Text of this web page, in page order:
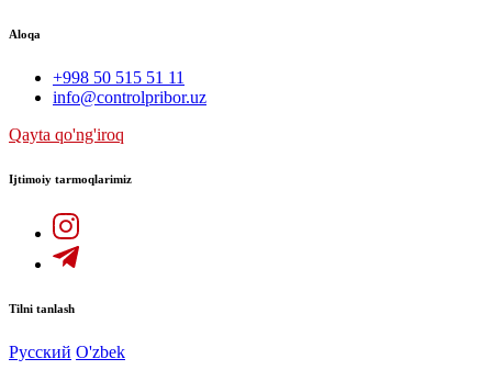
Aloqa
+998 50 515 51 11
info@controlpribor.uz
Qayta qo'ng'iroq
Ijtimoiy tarmoqlarimiz
Tilni tanlash
Русский O'zbek